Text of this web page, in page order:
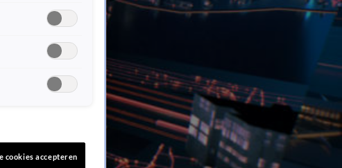
cookies accepteren